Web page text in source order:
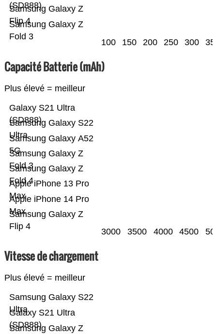
Samsung Galaxy Z
Fold 3
Samsung Galaxy Z
Flip 4
(SD888)
100 150 200 250 300
Capacité Batterie (mAh)
Plus élevé = meilleur
Samsung Galaxy Z
Flip 4
Apple iPhone 14 Pro
Max
Apple iPhone 13 Pro
Max
Samsung Galaxy Z
Fold 4
Samsung Galaxy Z
Fold 3
Samsung Galaxy A52
5G
Samsung Galaxy S22
Ultra
Galaxy S21 Ultra
(SD888)
3000 3500 4000 4500
Vitesse de chargement
Plus élevé = meilleur
Samsung Galaxy Z
Galaxy S21 Ultra
(SD888)
Samsung Galaxy S22
Ultra